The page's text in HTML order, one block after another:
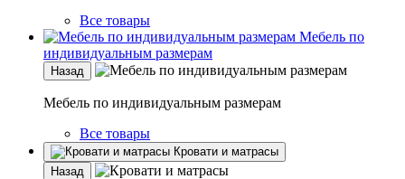
Все товары
Мебель по
индивидуальным размерам
Назад
Мебель по индивидуальным размерам
Все товары
Кровати и матрасы
Назад